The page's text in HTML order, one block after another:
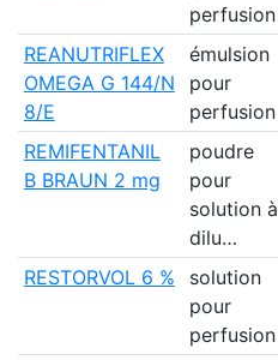
perfusion
REANUTRIFLEX
OMEGA G 144/N
8/E
émulsion
pour
perfusion
REMIFENTANIL
B BRAUN 2 mg
poudre
pour
solution à
dilu…
RESTORVOL 6 %
solution
pour
perfusion